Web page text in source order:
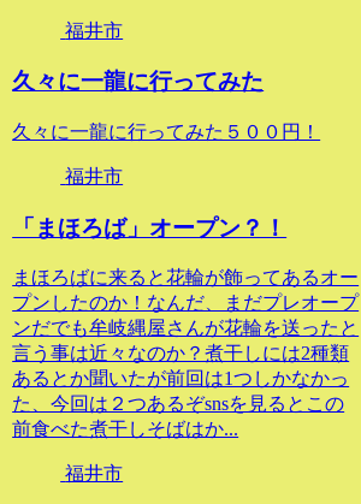
福井市
久々に一龍に行ってみた
久々に一龍に行ってみた５００円！
福井市
「まほろば」オープン？！
まほろばに来ると花輪が飾ってあるオー
プンしたのか！なんだ、まだプレオープ
ンだでも牟岐縄屋さんが花輪を送ったと
言う事は近々なのか？煮干しには2種類
あるとか聞いたが前回は1つしかなかっ
た、今回は２つあるぞsnsを見るとこの
前食べた煮干しそばはか...
福井市